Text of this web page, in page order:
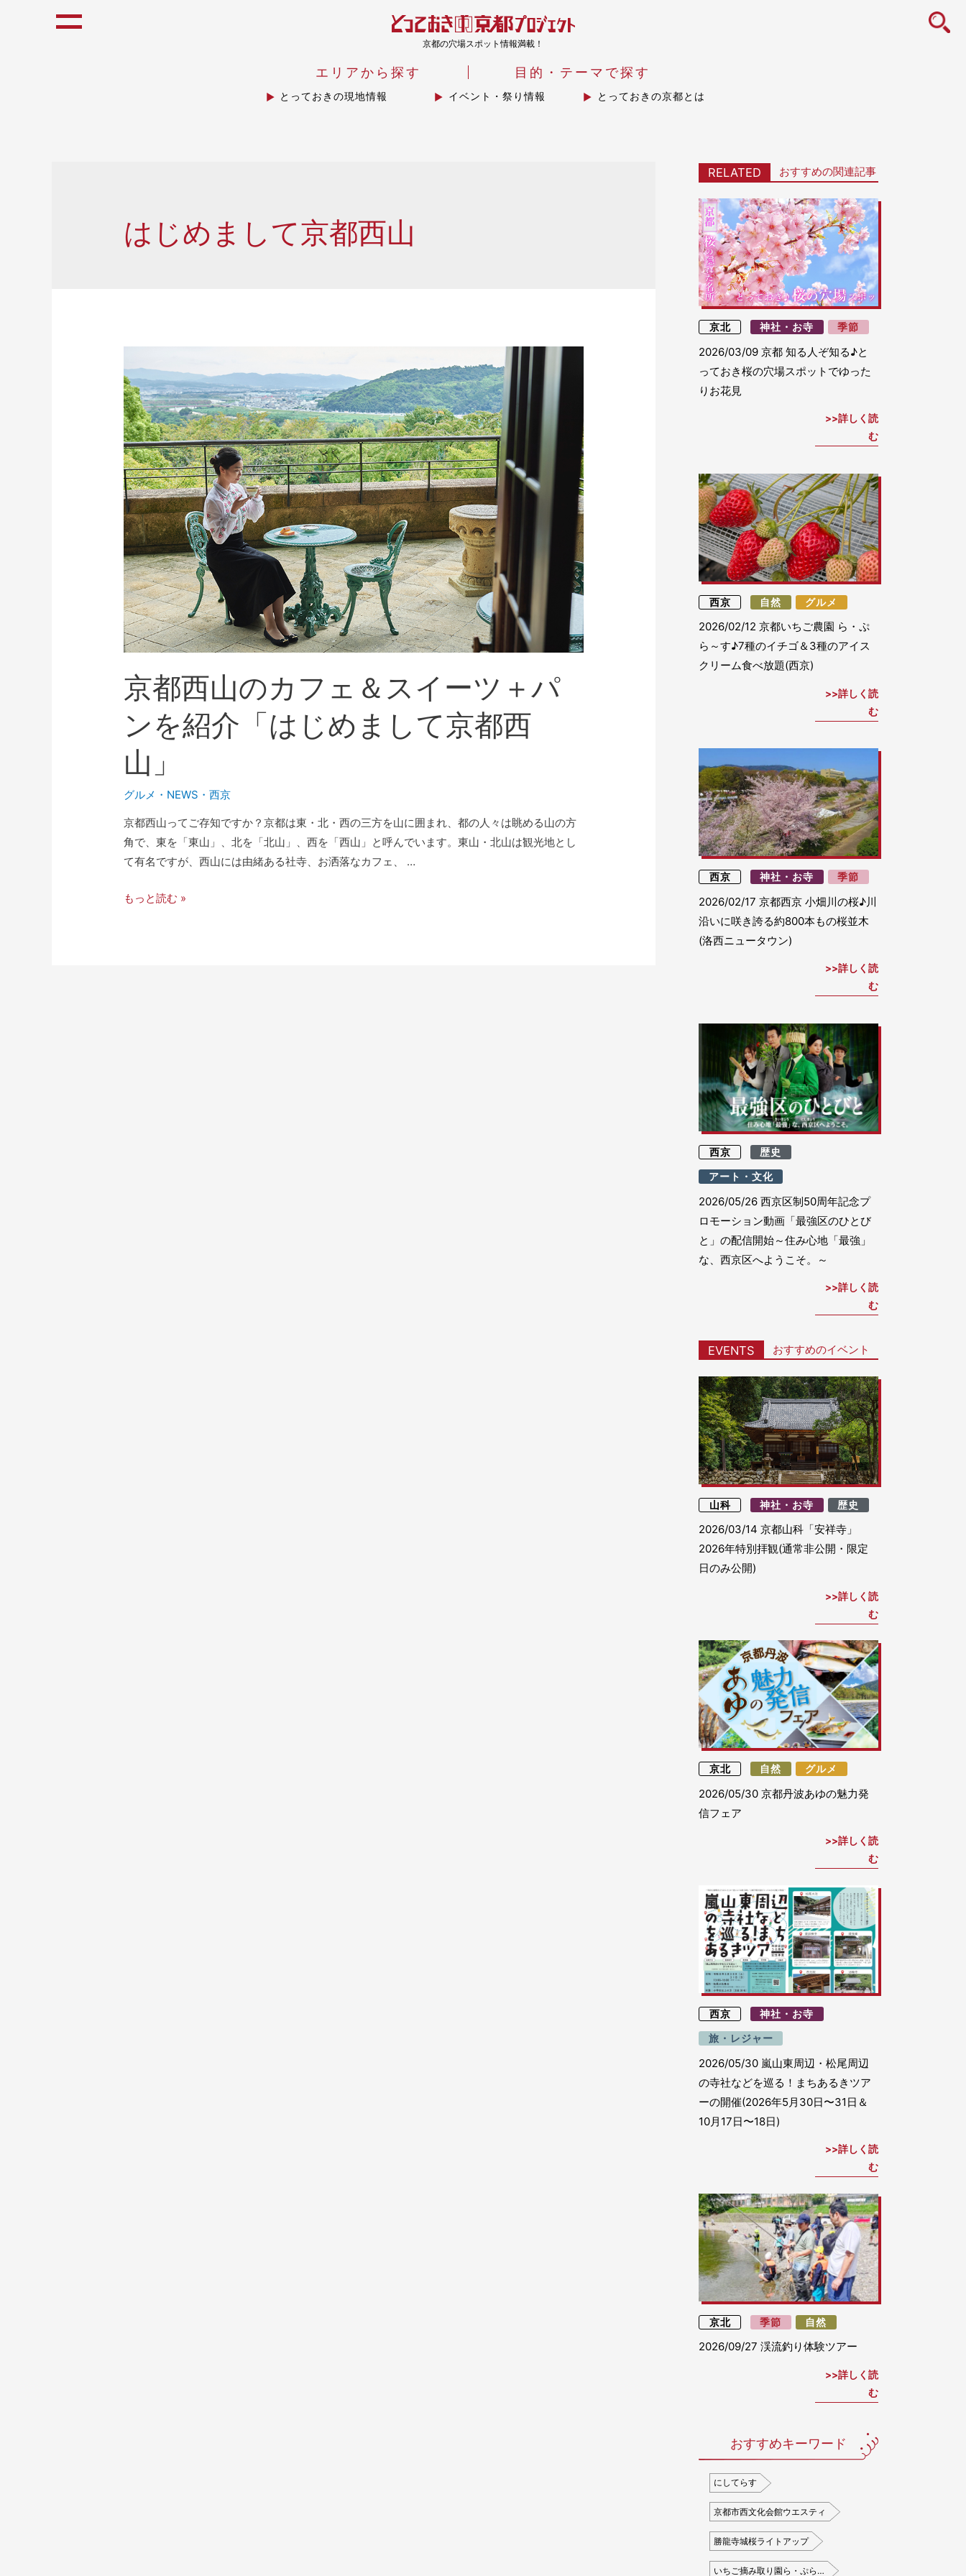
icon
京都の穴場スポット情報満載！
エリアから探す 目的・テーマで探す
とっておきの現地情報 イベント・祭り情報 とっておきの京都とは
はじめまして京都西山
京都西山のカフェ＆スイーツ＋パ
ンを紹介「はじめまして京都西
山」
グルメ ・ NEWS ・西京
京都西山ってご存知ですか？京都は東・北・西の三方を山に囲まれ、都の人々は眺める山の方
角で、東を「東山」、北を「北山」、西を「西山」と呼んでいます。東山・北山は観光地とし
て有名ですが、西山には由緒ある社寺、お洒落なカフェ、 …
もっと読む »
RELATED おすすめの関連記事
京北 神社・お寺 季節
2026/03/09 京都 知る人ぞ知る♪と
っておき桜の穴場スポットでゆった
りお花見
詳しく読
む
西京 自然 グルメ
2026/02/12 京都いちご農園 ら・ぷ
ら～す♪7種のイチゴ＆3種のアイス
クリーム食べ放題(西京)
詳しく読
む
西京 神社・お寺 季節
2026/02/17 京都西京 小畑川の桜♪川
沿いに咲き誇る約800本もの桜並木
(洛西ニュータウン)
詳しく読
む
西京 歴史
アート・文化
2026/05/26 西京区制50周年記念プ
ロモーション動画「最強区のひとび
と」の配信開始～住み心地「最強」
な、西京区へようこそ。～
詳しく読
む
EVENTS おすすめのイベント
山科 神社・お寺 歴史
2026/03/14 京都山科「安祥寺」
2026年特別拝観(通常非公開・限定
日のみ公開)
詳しく読
む
京北 自然 グルメ
2026/05/30 京都丹波あゆの魅力発
信フェア
詳しく読
む
西京 神社・お寺
旅・レジャー
2026/05/30 嵐山東周辺・松尾周辺
の寺社などを巡る！まちあるきツア
ーの開催(2026年5月30日〜31日＆
10月17日〜18日)
詳しく読
む
京北 季節 自然
2026/09/27 渓流釣り体験ツアー
詳しく読
む
おすすめキーワード
にしてらす
京都市西文化会館ウエスティ
勝龍寺城桜ライトアップ
いちご摘み取り園ら・ぷら…